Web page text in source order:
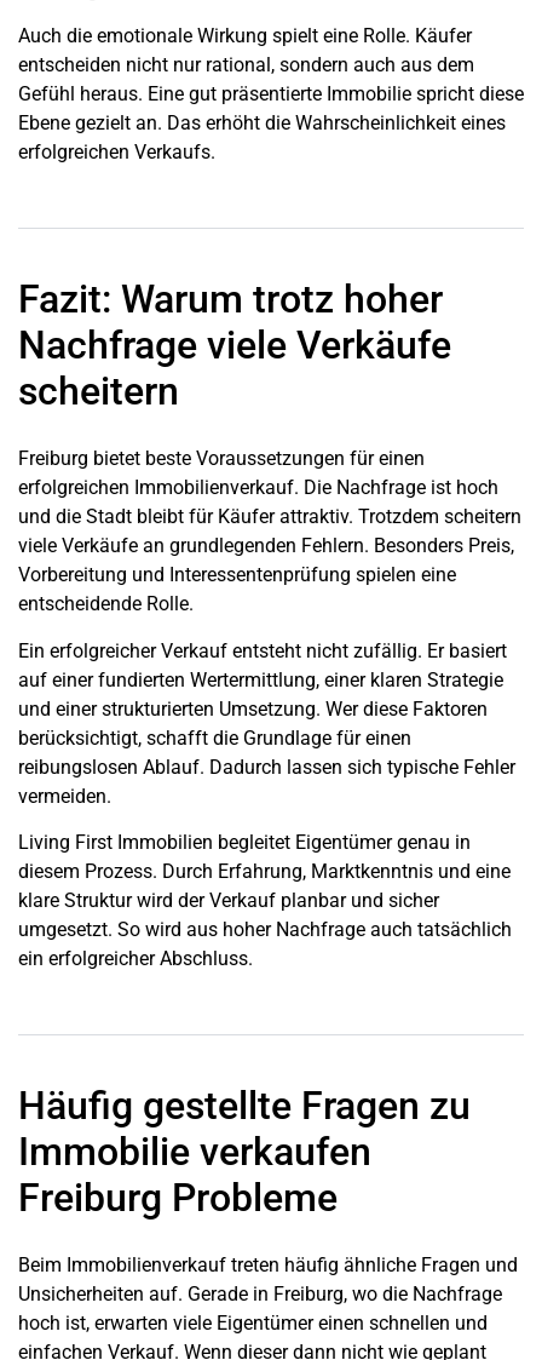
Auch die emotionale Wirkung spielt eine Rolle. Käufer
entscheiden nicht nur rational, sondern auch aus dem
Gefühl heraus. Eine gut präsentierte Immobilie spricht diese
Ebene gezielt an. Das erhöht die Wahrscheinlichkeit eines
erfolgreichen Verkaufs.
Fazit: Warum trotz hoher
Nachfrage viele Verkäufe
scheitern
Freiburg bietet beste Voraussetzungen für einen
erfolgreichen Immobilienverkauf. Die Nachfrage ist hoch
und die Stadt bleibt für Käufer attraktiv. Trotzdem scheitern
viele Verkäufe an grundlegenden Fehlern. Besonders Preis,
Vorbereitung und Interessentenprüfung spielen eine
entscheidende Rolle.
Ein erfolgreicher Verkauf entsteht nicht zufällig. Er basiert
auf einer fundierten Wertermittlung, einer klaren Strategie
und einer strukturierten Umsetzung. Wer diese Faktoren
berücksichtigt, schafft die Grundlage für einen
reibungslosen Ablauf. Dadurch lassen sich typische Fehler
vermeiden.
Living First Immobilien begleitet Eigentümer genau in
diesem Prozess. Durch Erfahrung, Marktkenntnis und eine
klare Struktur wird der Verkauf planbar und sicher
umgesetzt. So wird aus hoher Nachfrage auch tatsächlich
ein erfolgreicher Abschluss.
Häufig gestellte Fragen zu
Immobilie verkaufen
Freiburg Probleme
Beim Immobilienverkauf treten häufig ähnliche Fragen und
Unsicherheiten auf. Gerade in Freiburg, wo die Nachfrage
hoch ist, erwarten viele Eigentümer einen schnellen und
einfachen Verkauf. Wenn dieser dann nicht wie geplant